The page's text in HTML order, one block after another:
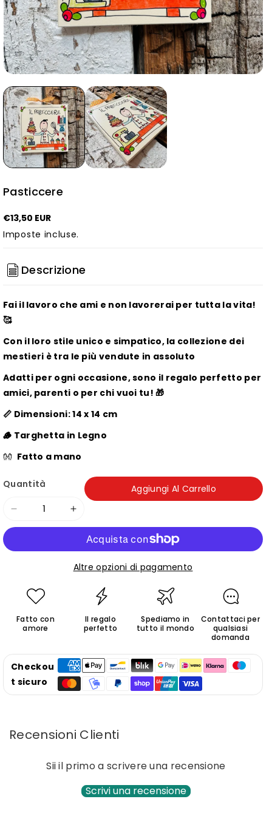
Pasticcere
€13,50 EUR
Imposte incluse.
Descrizione
Fai il lavoro che ami e non lavorerai per tutta la vita!
🥰
Con il loro stile unico e simpatico, la collezione dei
mestieri è tra le più vendute in assoluto
Adatti per ogni occasione, sono il regalo perfetto per
amici, parenti o per chi vuoi tu! 🎁
📏 Dimensioni: 14 x 14 cm
🪵 Targhetta in Legno
👐 Fatto a mano
Quantità
Diminuisci
quantità
per
Aumenta
quantità
per
Pasticcere
Aggiungi Al Carrello
Altre opzioni di pagamento
Fatto con
amore
Il regalo
perfetto
Spediamo in
tutto il mondo
Contattaci per
qualsiasi
domanda
Checkou
t sicuro
Recensioni Clienti
Sii il primo a scrivere una recensione
Scrivi una recensione